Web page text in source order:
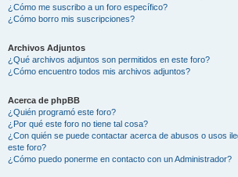
¿Cómo me suscribo a un foro específico?
¿Cómo borro mis suscripciones?
Archivos Adjuntos
¿Qué archivos adjuntos son permitidos en este foro?
¿Cómo encuentro todos mis archivos adjuntos?
Acerca de phpBB
¿Quién programó este foro?
¿Por qué este foro no tiene tal cosa?
¿Con quién se puede contactar acerca de abusos o usos
este foro?
¿Cómo puedo ponerme en contacto con un Administrador?